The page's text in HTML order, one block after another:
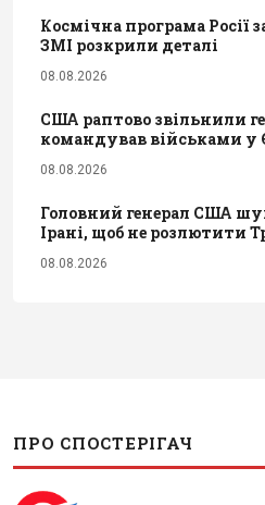
Космічна програма Росії
ЗМІ розкрили деталі
08.08.2026
США раптово звільнили
командував військами у
08.08.2026
Головний генерал США
Ірані, щоб не розлютити
08.08.2026
ПРО СПОСТЕРІГАЧ